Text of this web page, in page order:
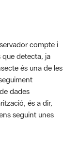
compte i
que detecta, ja
és una de les
dades
és a dir,
seguint unes